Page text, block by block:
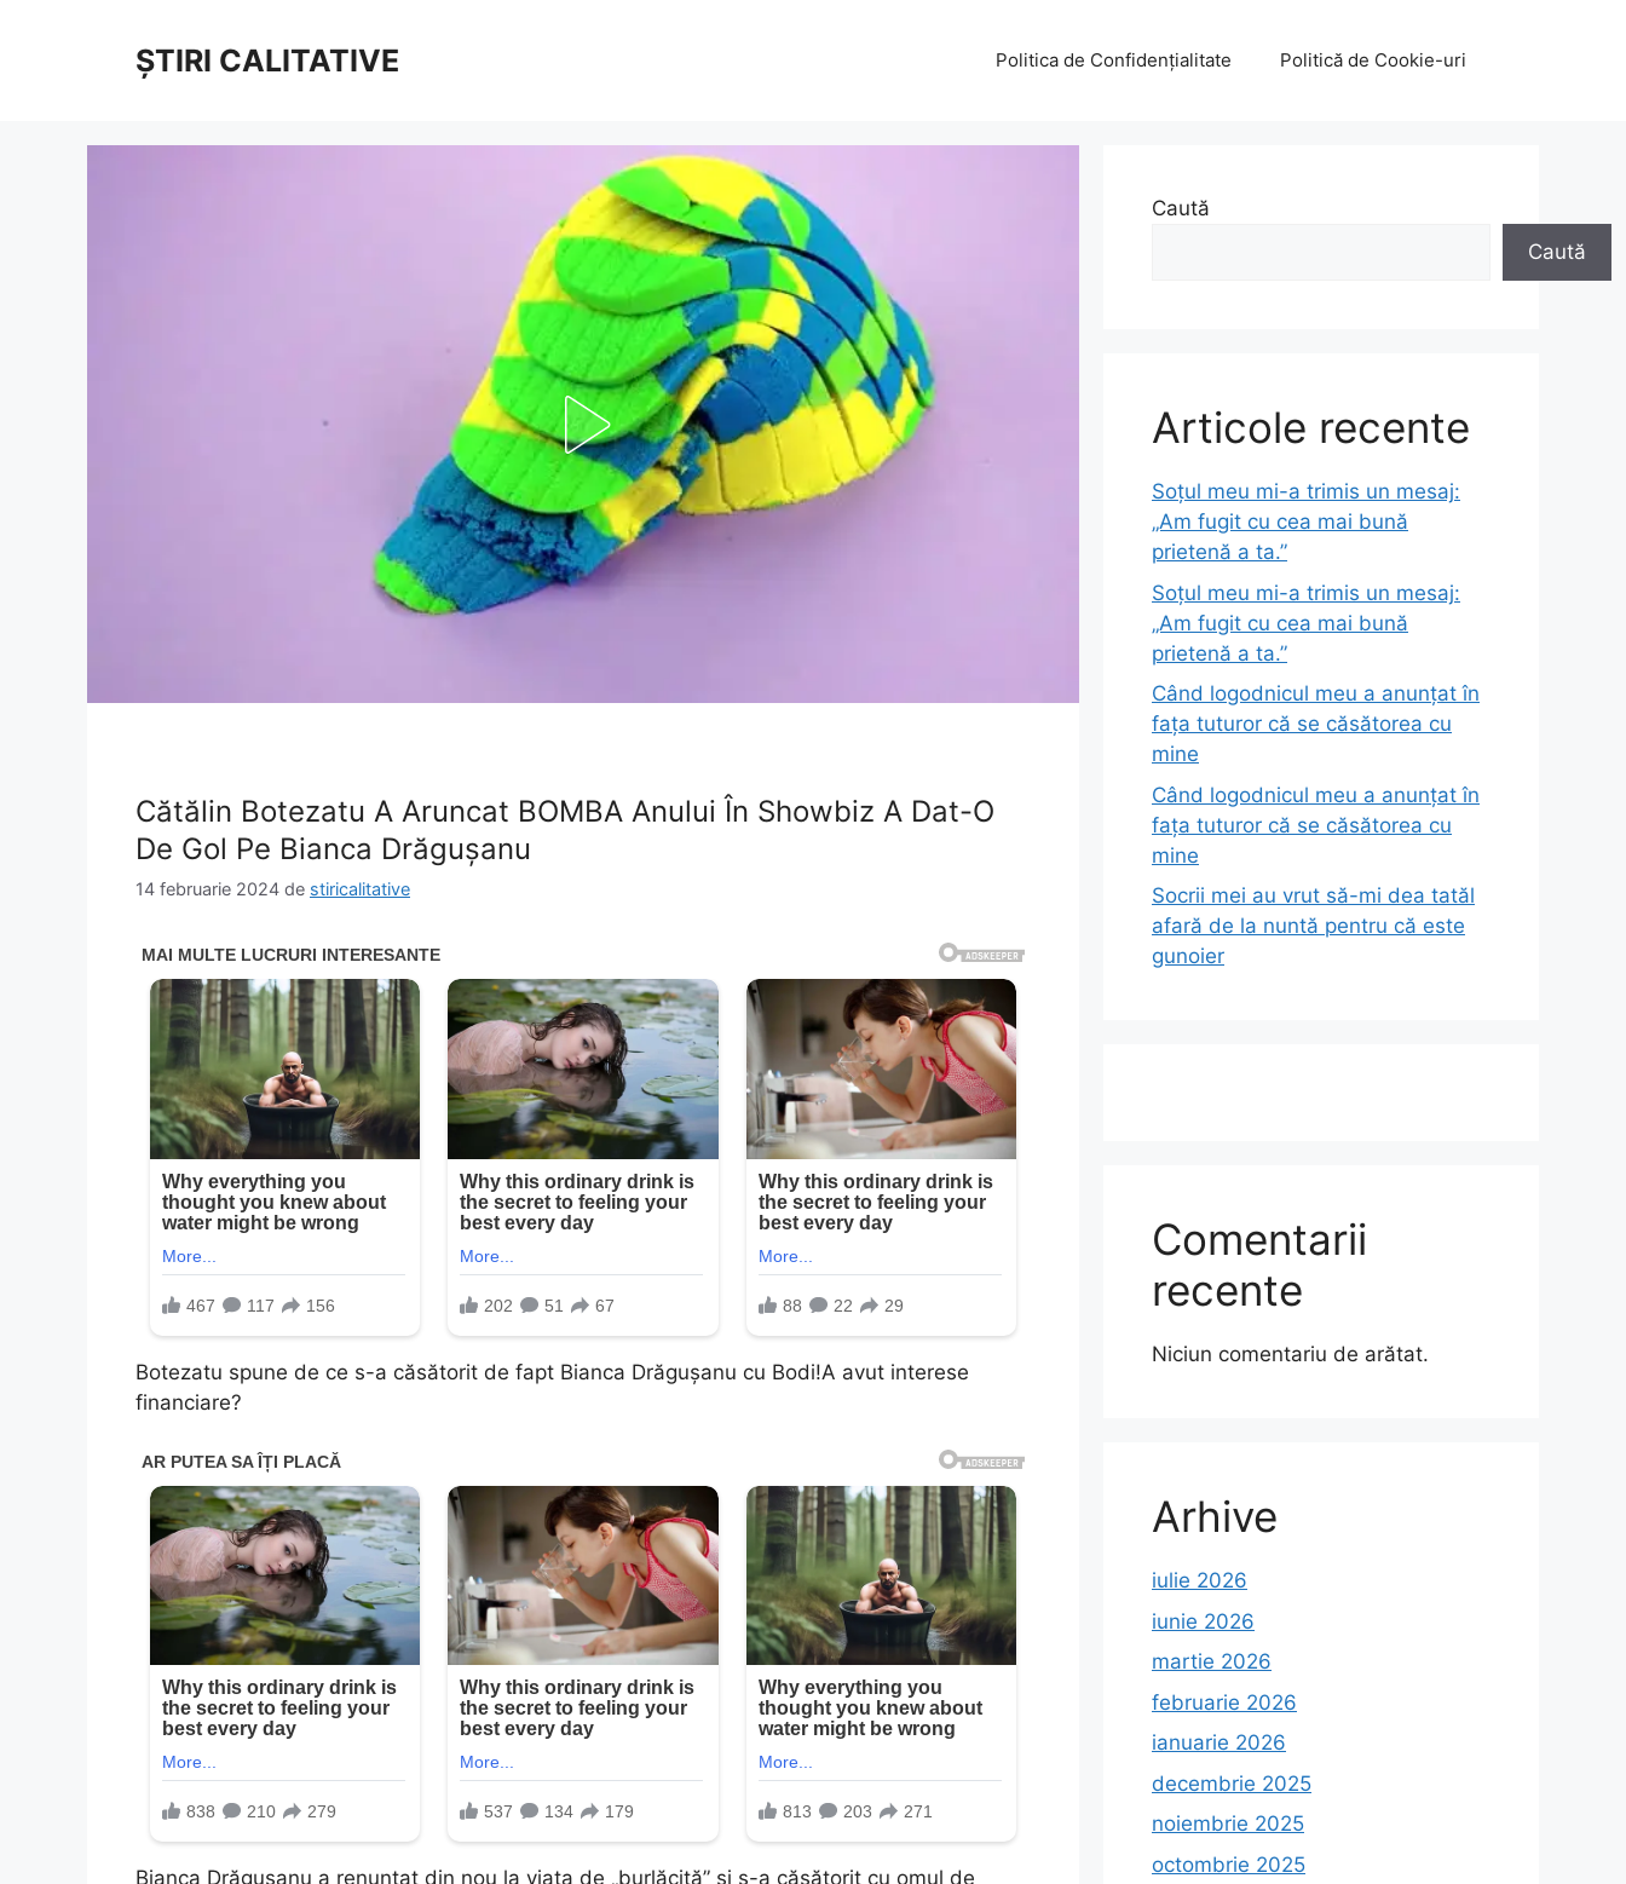
ȘTIRI CALITATIVE Politica de Confidențialitate Politică de Cookie-uri
Cătălin Botezatu A Aruncat BOMBA Anului În Showbiz A Dat-O
De Gol Pe Bianca Drăguşanu
14 februarie 2024 de stiricalitative
Botezatu spune de ce s-a căsătorit de fapt Bianca Drăguşanu cu Bodi!A avut interese
financiare?
Bianca Drăguşanu a renunţat din nou la viaţa de „burlăciţă” şi s-a căsătorit cu omul de
Caută
Caută
Articole recente
Soțul meu mi-a trimis un mesaj:
„Am fugit cu cea mai bună
prietenă a ta.”
Soțul meu mi-a trimis un mesaj:
„Am fugit cu cea mai bună
prietenă a ta.”
Când logodnicul meu a anunțat în
fața tuturor că se căsătorea cu
mine
Când logodnicul meu a anunțat în
fața tuturor că se căsătorea cu
mine
Socrii mei au vrut să-mi dea tatăl
afară de la nuntă pentru că este
gunoier
Comentarii
recente
Niciun comentariu de arătat.
Arhive
iulie 2026
iunie 2026
martie 2026
februarie 2026
ianuarie 2026
decembrie 2025
noiembrie 2025
octombrie 2025